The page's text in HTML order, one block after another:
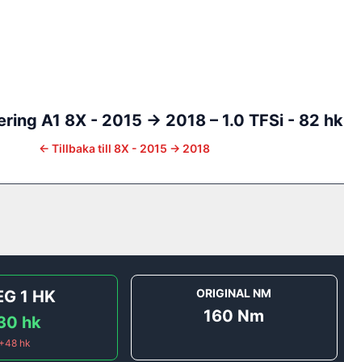
A1 8X - 2015 -> 2018 – 1.0 TFSi - 82 hk
← Tillbaka till 8X - 2015 -> 2018
1 HK
hk
+48 hk
ORIGINAL NM
160 Nm